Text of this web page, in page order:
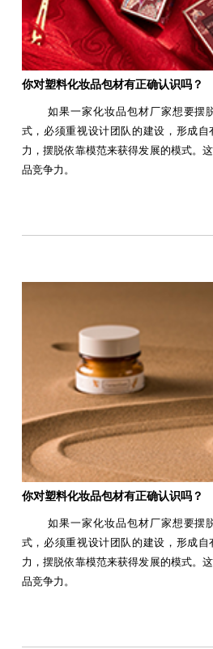
你对塑料化妆品包材有正确认识吗？
如果一家化妆品包材厂家想要摆
式，必须重视设计团队的建设，形成
力，摆脱依靠模范来获得发展的模式。
品竞争力。
你对塑料化妆品包材有正确认识吗？
如果一家化妆品包材厂家想要摆
式，必须重视设计团队的建设，形成
力，摆脱依靠模范来获得发展的模式。
品竞争力。